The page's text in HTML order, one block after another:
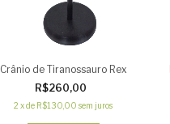
Crânio de Tiranossauro Rex
R$260,00
2 xde R$130,00 sem juros